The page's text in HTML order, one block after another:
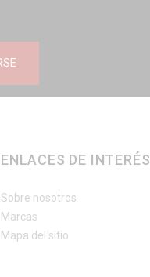
ENLACES DE INTERÉS
Sobre nosotros
Marcas
Mapa del sitio